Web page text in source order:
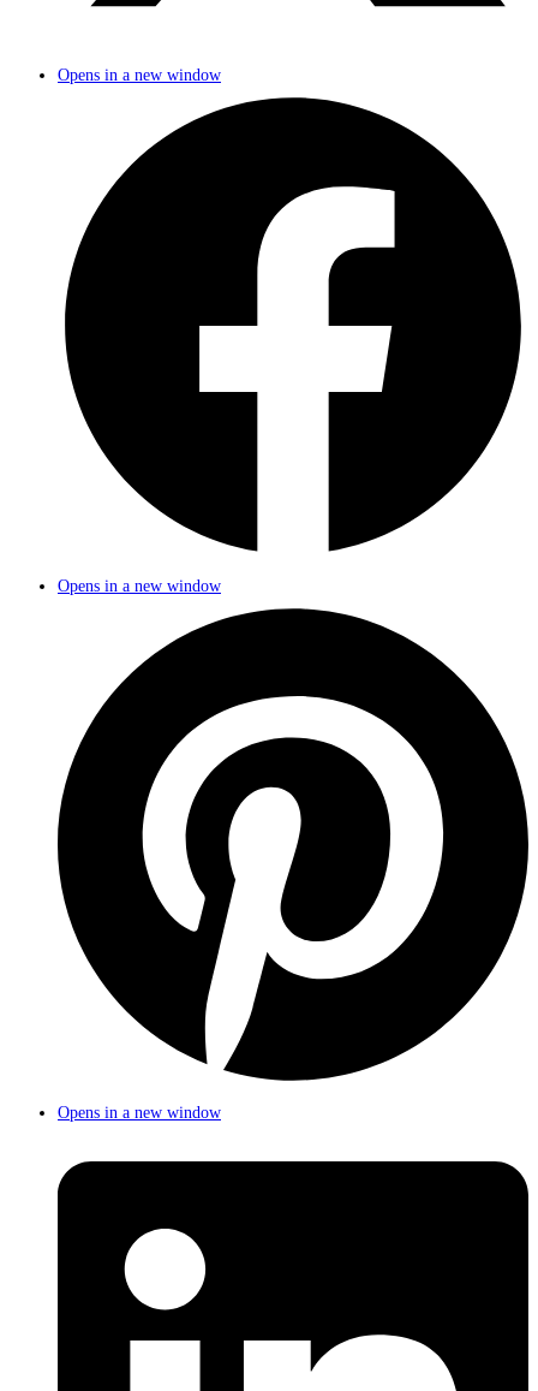
Opens in a new window
Opens in a new window
Opens in a new window